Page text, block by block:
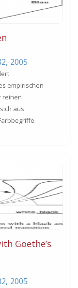
2005
empirischen
reinen
aus
Goethe’s
2005